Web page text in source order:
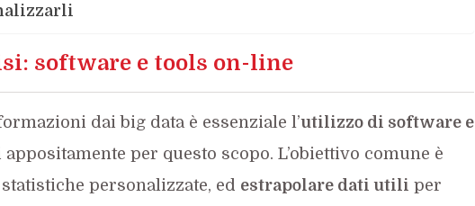
software e tools on-line
dai big data è essenziale l’utilizzo di software e
per questo scopo. L’obiettivo comune è
personalizzate, ed estrapolare dati utili per